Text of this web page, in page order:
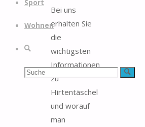
Sport
Wohnen
Suche
Suchen Suche
Bei uns
erhalten Sie
die
wichtigsten
Informationen
zu
Hirtentäschel
und worauf
man